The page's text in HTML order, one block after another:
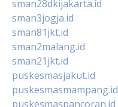
sman28dkijakarta.id
sman3jogja.id
sman81jkt.id
sman2malang.id
sman21jkt.id
puskesmasjakut.id
puskesmasmampang.id
puskesmaspancoran.id